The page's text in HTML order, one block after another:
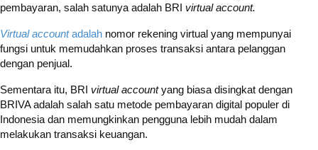
pembayaran, salah satunya adalah BRI virtual account.
Virtual accountadalah nomor rekening virtual yang mempunyai
fungsi untuk memudahkan proses transaksi antara pelanggan
dengan penjual.
Sementara itu, BRI virtual accountyang biasa disingkat dengan
BRIVA adalah salah satu metode pembayaran digital populer di
Indonesia dan memungkinkan pengguna lebih mudah dalam
melakukan transaksi keuangan.